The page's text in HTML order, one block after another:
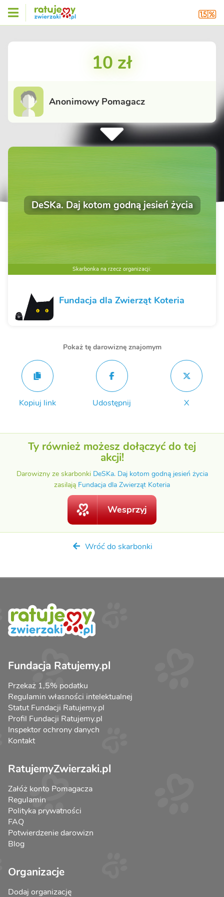
10 zł
Anonimowy Pomagacz
DeSKa. Daj kotom godną jesień życia
Skarbonka na rzecz organizacji:
Fundacja dla Zwierząt Koteria
Pokaż tę darowiznę znajomym
Kopiuj link Udostępnij X
Ty również możesz dołączyć do tej
akcji!
Darowizny ze skarbonki DeSKa. Daj kotom godną jesień życia
zasilają Fundacja dla Zwierząt Koteria
Wesprzyj
Wróć do skarbonki
Fundacja Ratujemy.pl
Przekaż 1,5% podatku
Regulamin własności intelektualnej
Statut Fundacji Ratujemy.pl
Profil Fundacji Ratujemy.pl
Inspektor ochrony danych
Kontakt
RatujemyZwierzaki.pl
Załóż konto Pomagacza
Regulamin
Polityka prywatności
FAQ
Potwierdzenie darowizn
Blog
Organizacje
Dodaj organizację